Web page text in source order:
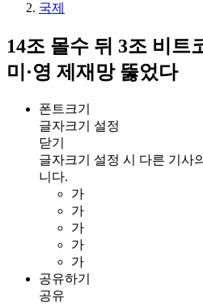
국제
14조 몰수 뒤 3조 비
미·영 제재망 뚫었다
폰트크기
글자크기 설정
닫기
글자크기 설정 시 다른 기사
니다.
가
가
가
가
가
공유하기
공유